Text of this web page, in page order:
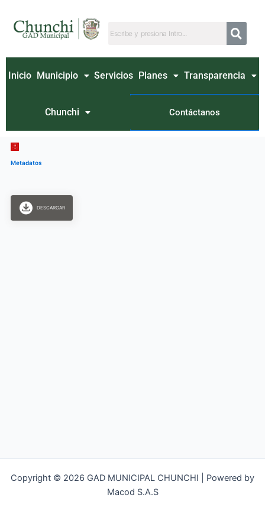
contenido
Inicio Municipio Servicios Planes Transparencia
Chunchi Contáctanos
Metadatos
DESCARGAR
Copyright © 2026 GAD MUNICIPAL CHUNCHI | Powered by
Macod S.A.S